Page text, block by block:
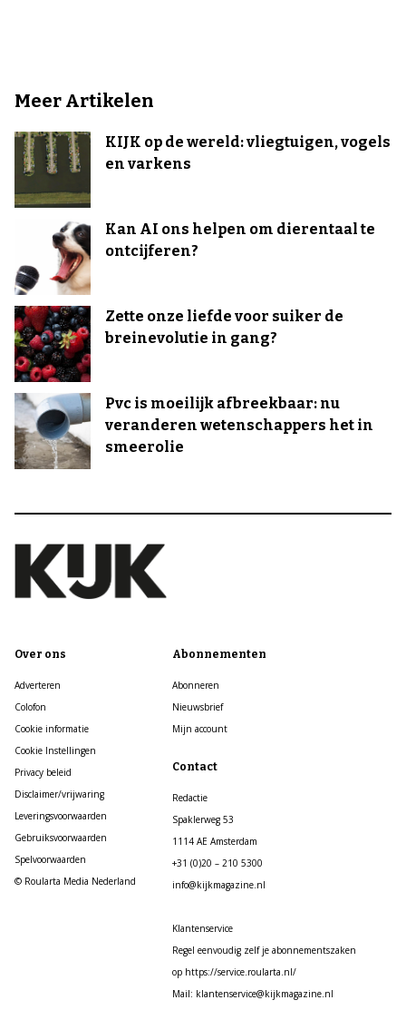
Meer Artikelen
KIJK op de wereld: vliegtuigen, vogels
en varkens
Kan AI ons helpen om dierentaal te
ontcijferen?
Zette onze liefde voor suiker de
breinevolutie in gang?
Pvc is moeilijk afbreekbaar: nu
veranderen wetenschappers het in
smeerolie
Over ons
Adverteren
Colofon
Cookie informatie
Cookie Instellingen
Privacy beleid
Disclaimer/vrijwaring
Leveringsvoorwaarden
Gebruiksvoorwaarden
Spelvoorwaarden
© Roularta Media Nederland
Abonnementen
Abonneren
Nieuwsbrief
Mijn account
Contact
Redactie
Spaklerweg 53
1114 AE Amsterdam
+31 (0)20 – 210 5300
info@kijkmagazine.nl
Klantenservice
Regel eenvoudig zelf je abonnementszaken
op https://service.roularta.nl/
Mail: klantenservice@kijkmagazine.nl